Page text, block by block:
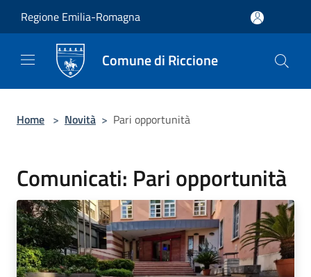
Regione Emilia-Romagna
Comune di Riccione
Home > Novità > Pari opportunità
Comunicati: Pari opportunità